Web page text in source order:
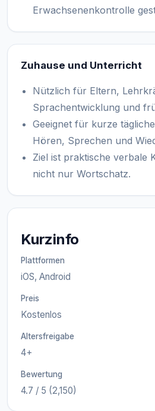
Erwachsenenkontrolle
Zuhause und Unterricht
Nützlich für Eltern,
Sprachentwicklung und
Geeignet für kurze
Hören, Sprechen und
Ziel ist praktische verbale
nicht nur Wortschatz.
Kurzinfo
Plattformen
iOS, Android
Preis
Kostenlos
Altersfreigabe
4+
Bewertung
4.7 / 5 (2,150)